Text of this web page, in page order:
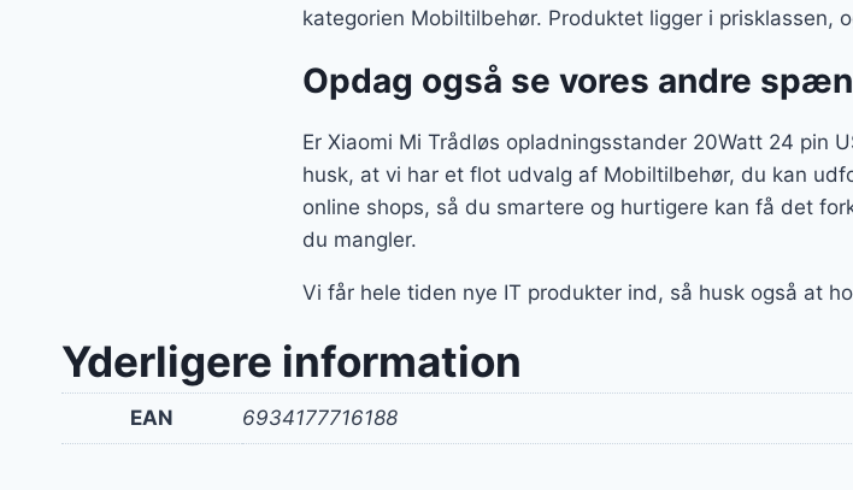
kategorien Mobiltilbehør. Produktet ligger i prisklassen,
Opdag også se vores andre
Er Xiaomi Mi Trådløs opladningsstander 20Watt 24 pin
husk, at vi har et flot udvalg af Mobiltilbehør, du kan
online shops, så du smartere og hurtigere kan få det
du mangler.
Vi får hele tiden nye IT produkter ind, så husk også at
Yderligere information
EAN 6934177716188